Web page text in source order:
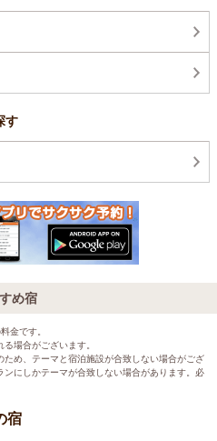
す
め宿
金です。
場合がございます。
め、テーマと宿泊施設が合致しない場合がござ
にしかテーマが合致しない場合があります。必
宿